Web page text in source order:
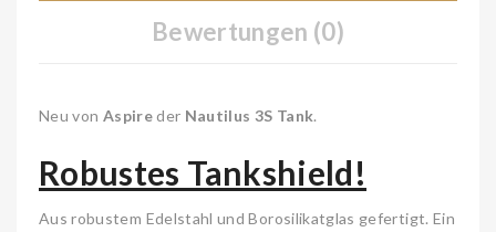
Bewertungen (0)
Neu von Aspireder Nautilus 3S Tank.
Robustes Tankshield!
Aus robustem Edelstahl und Borosilikatglas gefertigt. Ein